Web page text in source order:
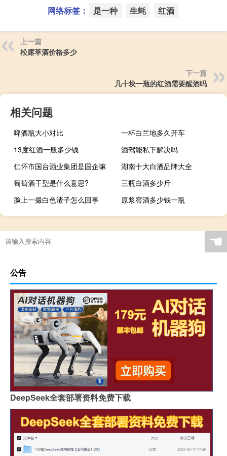
网络标签： 是一种 生蚝 红酒
上一篇
松露萃酒价格多少
下一篇
几十块一瓶的红酒需要醒酒吗
相关问题
啤酒瓶大小对比
一杯白兰地多久开车
13度红酒一般多少钱
酒驾能私下解决吗
仁怀市国台酒业集团是国企嘛
湖南十大白酒品牌大全
葡萄酒干型是什么意思?
三瓶白酒多少斤
脸上一撮白色渣子怎么回事
原浆窖酒多少钱一瓶
☚
公告
DeepSeek全套部署资料免费下载